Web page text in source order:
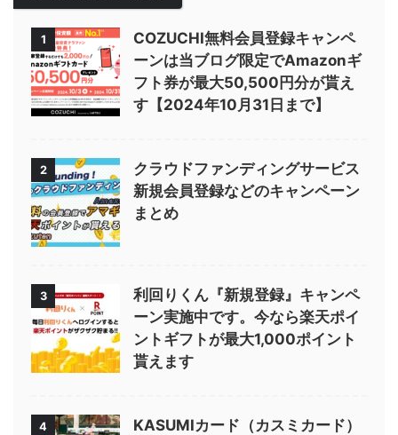
1
COZUCHI無料会員登録キャンペ
ーンは当ブログ限定でAmazonギ
フト券が最大50,500円分が貰え
す【2024年10月31日まで】
2
クラウドファンディングサービス
新規会員登録などのキャンペーン
まとめ
3
利回りくん『新規登録』キャンペ
ーン実施中です。今なら楽天ポイ
ントギフトが最大1,000ポイント
貰えます
4
KASUMIカード（カスミカード）